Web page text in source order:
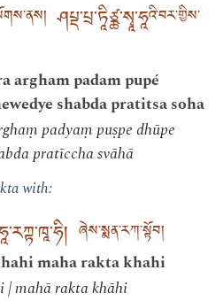
ཤཔྡ་པྲ་ཏཱིཙྪ་སྭཱ་ཧཱའི་བར་གྱིས་
argham padam pupé
shabda pratitsa soha
padyaṃ puṣpe dhūpe
pratīccha svāhā
with:
ཞེས་སྨན་རཀ་སྟོབ།
maha rakta khahi
| mahā rakta khāhi